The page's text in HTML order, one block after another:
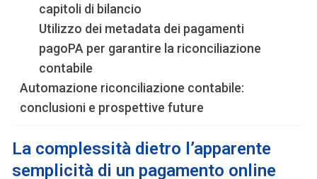
capitoli di bilancio
Utilizzo dei metadata dei pagamenti
pagoPA per garantire la riconciliazione
contabile
Automazione riconciliazione contabile:
conclusioni e prospettive future
La complessità dietro l’apparente
semplicità di un pagamento online